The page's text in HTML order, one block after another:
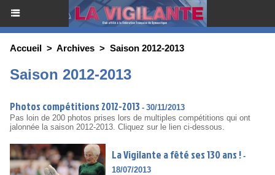
Accueil > Archives > Saison 2012-2013
Saison 2012-2013
Photos compétitions 2012-2013 - 30/11/2013
Pas loin de 200 photos prises lors de multiples compétitions qui ont
jalonnée la saison 2012-2013. Cliquez sur le lien ci-dessous.
La Vigilante a fêté ses 130 ans ! -
18/07/2013